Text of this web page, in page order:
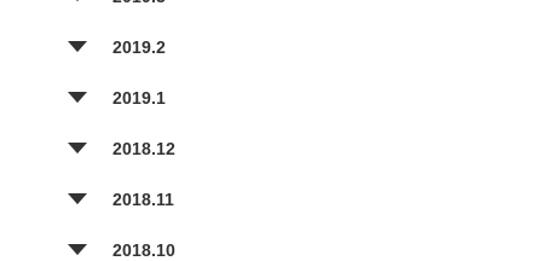
2019.2
2019.1
2018.12
2018.11
2018.10